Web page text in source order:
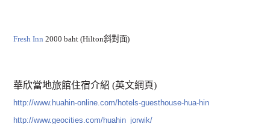
Fresh Inn 2000 baht (Hilton斜對面)
華欣當地旅館住宿介紹 (英文網頁)
http://www.huahin-online.com/hotels-guesthouse-hua-hin
http://www.geocities.com/huahin_jorwik/